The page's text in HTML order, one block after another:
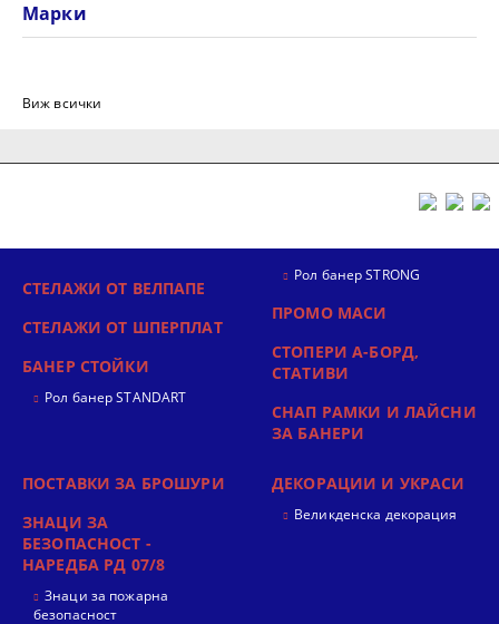
Марки
Виж всички
СТЕЛАЖИ ОТ ВЕЛПАПЕ
СТЕЛАЖИ ОТ ШПЕРПЛАТ
БАНЕР СТОЙКИ
Рол банер STANDART
Рол банер STRONG
ПРОМО МАСИ
СТОПЕРИ А-БОРД,
СТАТИВИ
СНАП РАМКИ И ЛАЙСНИ
ЗА БАНЕРИ
ПОСТАВКИ ЗА БРОШУРИ
ЗНАЦИ ЗА
БЕЗОПАСНОСТ -
НАРЕДБА РД 07/8
Знаци за пожарна
безопасност
ДЕКОРАЦИИ И УКРАСИ
Великденска декорация